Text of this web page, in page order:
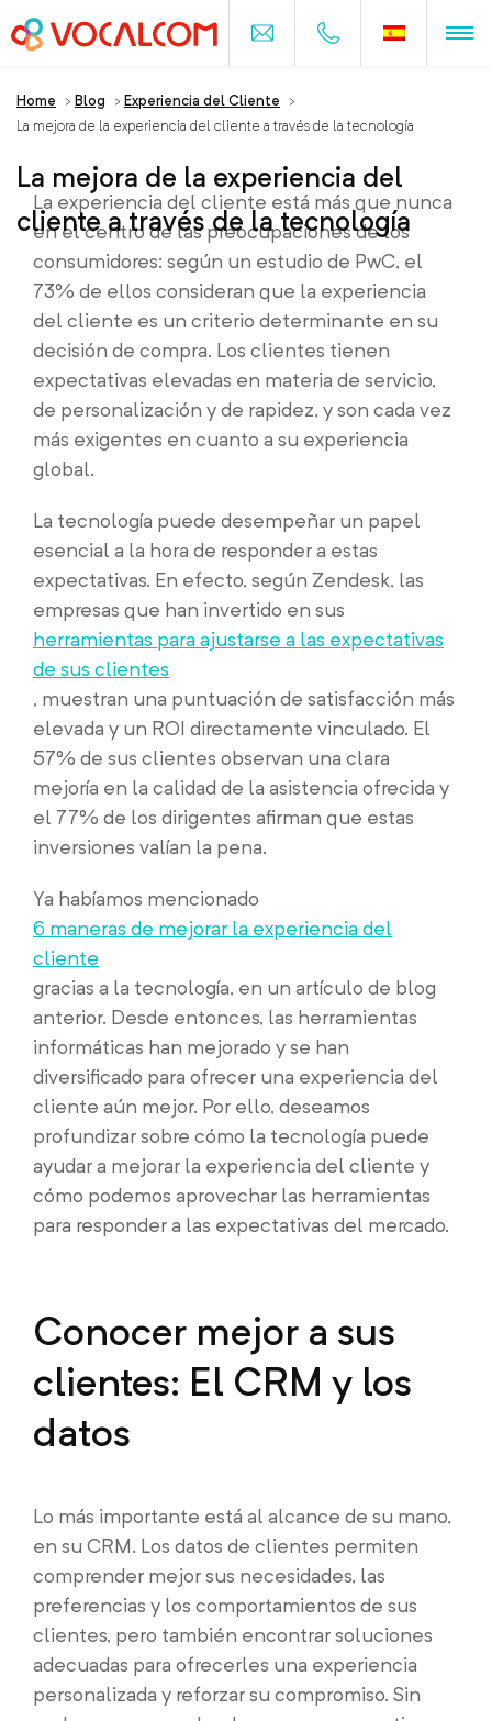
Home > Blog > Experiencia del Cliente
>
La mejora de la experiencia del cliente a través de la tecnología
La mejora de la experiencia del
cliente a través de la tecnología
La experiencia del cliente está más que nunca
en el centro de las preocupaciones de los
consumidores: según un estudio de PwC, el
73% de ellos consideran que la experiencia
del cliente es un criterio determinante en su
decisión de compra. Los clientes tienen
expectativas elevadas en materia de servicio,
de personalización y de rapidez, y son cada vez
más exigentes en cuanto a su experiencia
global.
La tecnología puede desempeñar un papel
esencial a la hora de responder a estas
expectativas. En efecto, según Zendesk, las
empresas que han invertido en sus
herramientas para ajustarse a las expectativas
de sus clientes
, muestran una puntuación de satisfacción más
elevada y un ROI directamente vinculado. El
57% de sus clientes observan una clara
mejoría en la calidad de la asistencia ofrecida y
el 77% de los dirigentes afirman que estas
inversiones valían la pena.
Ya habíamos mencionado
6 maneras de mejorar la experiencia del
cliente
gracias a la tecnología, en un artículo de blog
anterior. Desde entonces, las herramientas
informáticas han mejorado y se han
diversificado para ofrecer una experiencia del
cliente aún mejor. Por ello, deseamos
profundizar sobre cómo la tecnología puede
ayudar a mejorar la experiencia del cliente y
cómo podemos aprovechar las herramientas
para responder a las expectativas del mercado.
Conocer mejor a sus
clientes: El CRM y los
datos
Lo más importante está al alcance de su mano,
en su CRM. Los datos de clientes permiten
comprender mejor sus necesidades, las
preferencias y los comportamientos de sus
clientes, pero también encontrar soluciones
adecuadas para ofrecerles una experiencia
personalizada y reforzar su compromiso. Sin